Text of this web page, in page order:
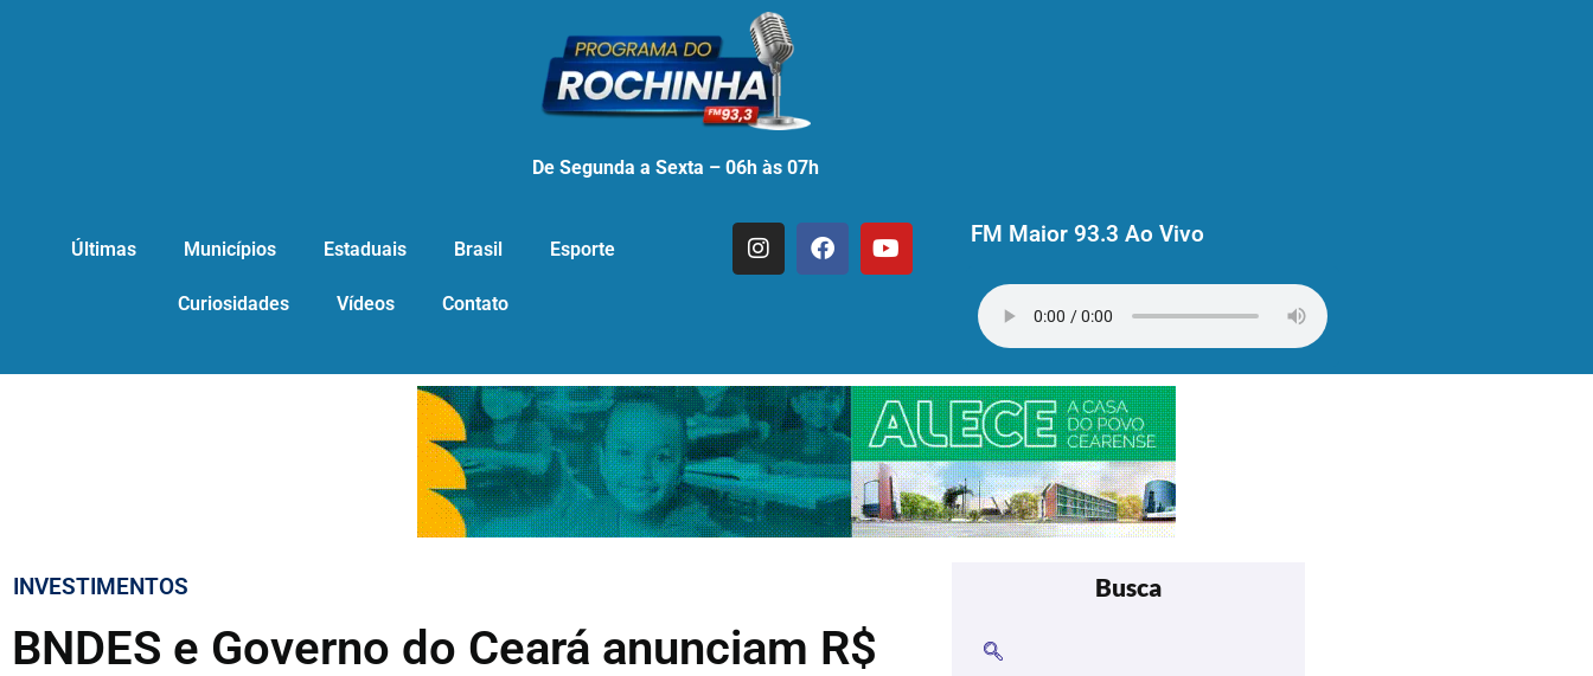
De Segunda a Sexta – 06h às 07h
Últimas Municípios Estaduais Brasil Esporte
Curiosidades Vídeos Contato
FM Maior 93.3 Ao Vivo
INVESTIMENTOS
BNDES e Governo do Ceará anunciam R$
Busca